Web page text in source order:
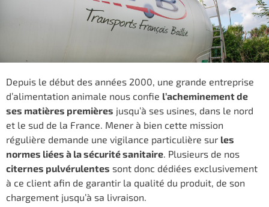
Depuis le début des années 2000, une grande entreprise
d’alimentation animale nous confie l’acheminement de
ses matières premières jusqu’à ses usines, dans le nord
et le sud de la France. Mener à bien cette mission
régulière demande une vigilance particulière sur les
normes liées à la sécurité sanitaire. Plusieurs de nos
citernes pulvérulentes sont donc dédiées exclusivement
à ce client afin de garantir la qualité du produit, de son
chargement jusqu’à sa livraison.